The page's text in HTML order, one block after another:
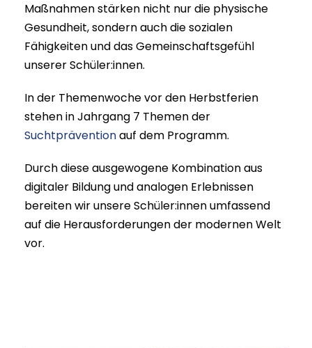
Maßnahmen stärken nicht nur die physische
Gesundheit, sondern auch die sozialen
Fähigkeiten und das Gemeinschaftsgefühl
unserer Schüler:innen.​
In der Themenwoche vor den Herbstferien
stehen in Jahrgang 7 Themen der
Suchtpräventionauf dem Programm.
Durch diese ausgewogene Kombination aus
digitaler Bildung und analogen Erlebnissen
bereiten wir unsere Schüler:innen umfassend
auf die Herausforderungen der modernen Welt
vor.